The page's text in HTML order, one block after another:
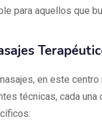
para aquellos que
en este
técnicas, cada una